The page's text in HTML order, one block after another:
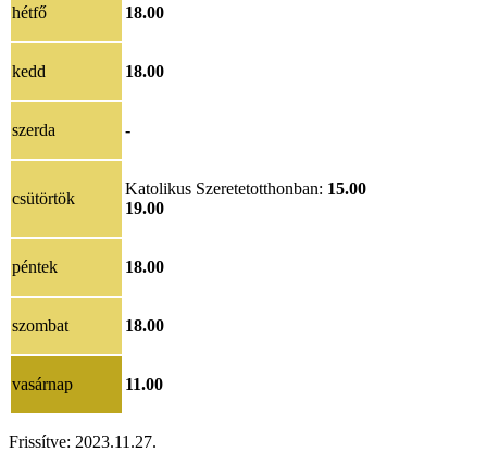
hétfő 18.00
kedd 18.00
szerda -
csütörtök
Katolikus Szeretetotthonban: 15.00
19.00
péntek 18.00
szombat 18.00
vasárnap 11.00
Frissítve: 2023.11.27.